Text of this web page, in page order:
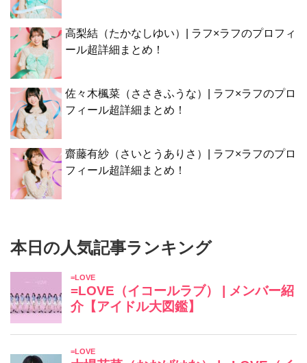
高梨結（たかなしゆい）| ラフ×ラフのプロフィ
ール超詳細まとめ！
佐々木楓菜（ささきふうな）| ラフ×ラフのプロ
フィール超詳細まとめ！
齋藤有紗（さいとうありさ）| ラフ×ラフのプロ
フィール超詳細まとめ！
本日の人気記事ランキング